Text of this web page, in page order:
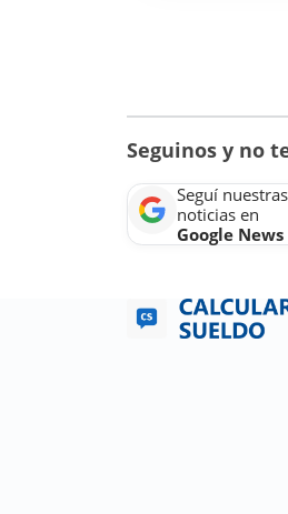
2%
Seguinos y no
Seguí nuestras
noticias en
Google News